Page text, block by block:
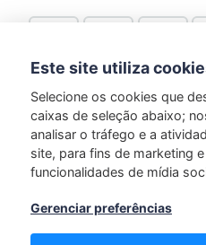
Marcado em: Guias
Luana Ambler
Este site utiliza
Selecione os cookies que
caixas de seleção abaixo;
analisar o tráfego e a
site, para fins de marketing
funcionalidades de mídia
Gerenciar preferências